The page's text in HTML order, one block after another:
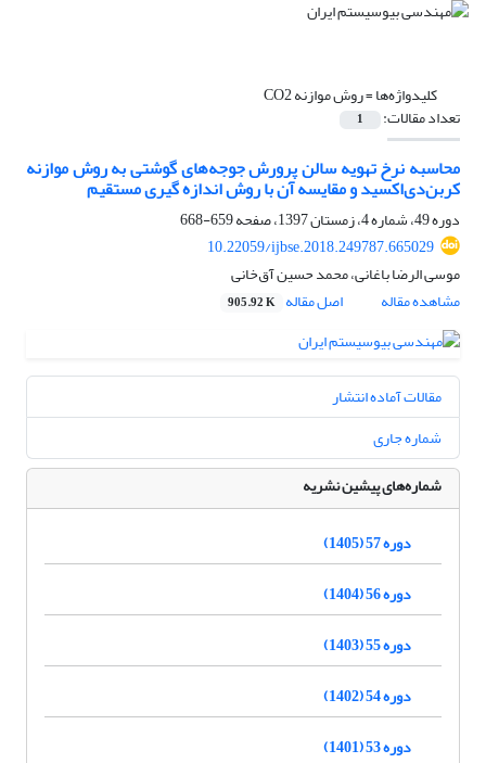
کلیدواژه‌ها =روش موازنه CO2
تعداد مقالات: 1
محاسبه نرخ تهویه سالن پرورش جوجه‌های گوشتی به روش موازنه
کربن‌دی‌اکسید و مقایسه آن با روش اندازه گیری مستقیم
دوره 49، شماره 4، زمستان 1397، صفحه
659-668
10.22059/ijbse.2018.249787.665029
موسی الرضا باغانی، محمد حسین آق‌خانی
مشاهده مقاله
اصل مقاله 905.92 K
مقالات آماده انتشار
شماره جاری
شماره‌های پیشین نشریه
دوره 57 (1405)
دوره 56 (1404)
دوره 55 (1403)
دوره 54 (1402)
دوره 53 (1401)